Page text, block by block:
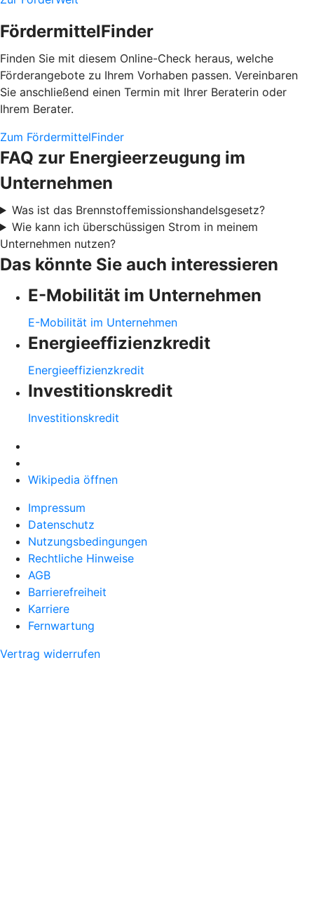
FördermittelFinder
Finden Sie mit diesem Online-Check heraus, welche
Förderangebote zu Ihrem Vorhaben passen. Vereinbaren
Sie anschließend einen Termin mit Ihrer Beraterin oder
Ihrem Berater.
Zum FördermittelFinder
FAQ zur Energieerzeugung im
Unternehmen
Was ist das Brennstoffemissionshandelsgesetz?
Wie kann ich überschüssigen Strom in meinem
Unternehmen nutzen?
Das könnte Sie auch interessieren
E-Mobilität im Unternehmen
E-Mobilität im Unternehmen
Energieeffizienzkredit
Energieeffizienzkredit
Investitionskredit
Investitionskredit
Wikipedia öffnen
Impressum
Datenschutz
Nutzungsbedingungen
Rechtliche Hinweise
AGB
Barrierefreiheit
Karriere
Fernwartung
Vertrag widerrufen